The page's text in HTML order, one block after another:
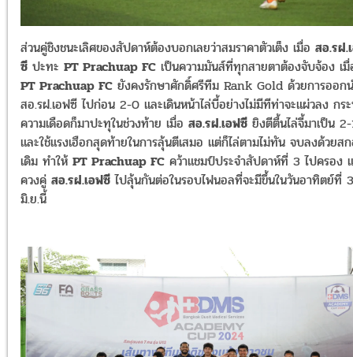
ส่วนคู่ชิงชนะเลิศของสัปดาห์ต้องบอกเลยว่าสมราคาตัวเต็ง เมื่อ สอ.รฝ.
ซี ปะทะ PT Prachuap FC เป็นความมันส์ที่ทุกสายตาต้องจับจ้อง เ
PT Prachuap FC ยังคงรักษาศักดิ์ศรีทีม Rank Gold ด้วยการออก
สอ.รฝ.เอฟซี ไปก่อน 2-0 และเดินหน้าไล่บี้อย่างไม่มีทีท่าจะแผ่วลง กร
ความเดือดก็มาปะทุในช่วงท้าย เมื่อ สอ.รฝ.เอฟซี ยิงตีตื้นไล่จี้มาเป็น
และใช้แรงเฮือกสุดท้ายในการลุ้นตีเสมอ แต่ก็ไล่ตามไม่ทัน จบลงด้วยส
เดิม ทำให้ PT Prachuap FC คว้าแชมป์ประจำสัปดาห์ที่ 3ไปครอง
ควงคู่ สอ.รฝ.เอฟซี ไปลุ้นกันต่อในรอบไฟนอลที่จะมีขึ้นในวันอาทิตย์ที่
มิ.ย.นี้